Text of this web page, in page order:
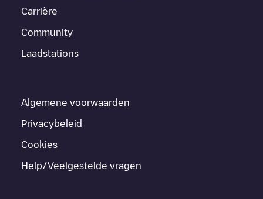
Carrière
Community
Laadstations
Algemene voorwaarden
Privacybeleid
Cookies
Help/Veelgestelde vragen